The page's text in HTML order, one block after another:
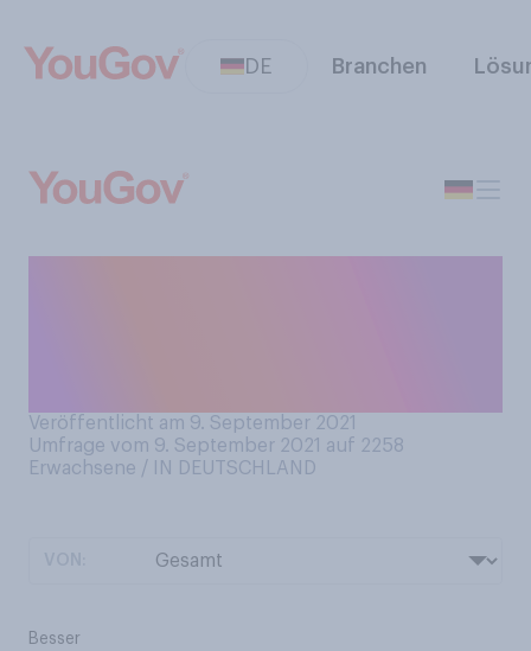
DE Branchen
Veröffentlicht am 9. September 2021
Umfrage vom 9. September 2021 auf 2258
Erwachsene / IN DEUTSCHLAND
Besser